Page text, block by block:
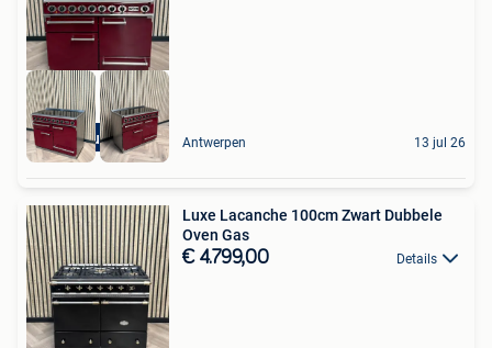
Inductie Antwerpen 13 jul 26
Luxe Lacanche 100cm Zwart Dubbele
Oven Gas
€ 4.799,00 Details